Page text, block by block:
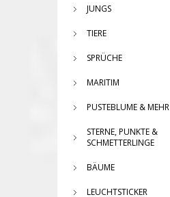
JUNGS
TIERE
SPRÜCHE
MARITIM
PUSTEBLUME & MEHR
STERNE, PUNKTE &
SCHMETTERLINGE
BÄUME
LEUCHTSTICKER